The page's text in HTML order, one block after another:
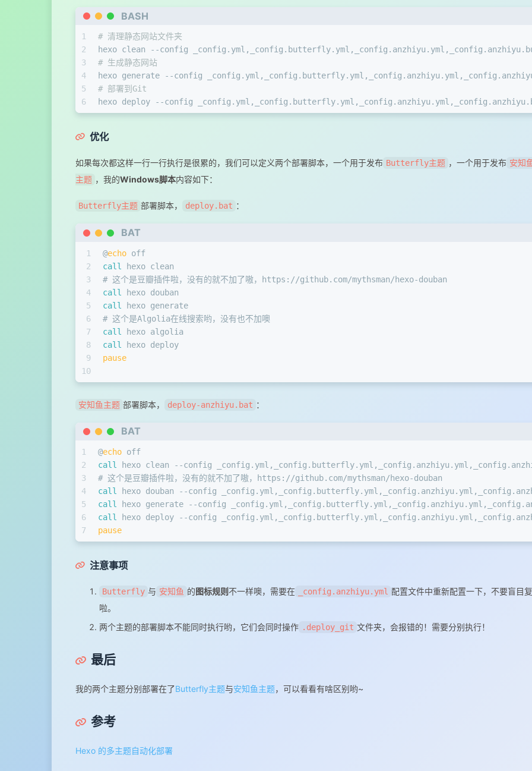
36
enable:
BASH
1
2
3
4
5
6
# 清理静态网站文件夹
hexo clean --config
# 生成静态网站
hexo generate --config
# 部署到Git
hexo deploy --config
优化
如果每次都这样一行一行执行是很累的，我们可以定义两个部署脚本，一个用于发布 Butterfly主题 ，一个用于发布 安知
主题 ，我的Windows脚本内容如下：
Butterfly主题 部署脚本， deploy.bat ：
BAT
1
2
3
4
5
6
7
8
9
10
@echo off
call
hexo clean
# 这个是豆瓣插件啦，没有的就不加了嗷，https://github.com/mythsman/hexo-douban
call
hexo douban
call
hexo generate
# 这个是Algolia在线搜索哟，没有也不加噢
call
hexo algolia
call
hexo deploy
pause
安知鱼主题 部署脚本， deploy-anzhiyu.bat ：
BAT
1
2
3
4
5
6
7
@echo off
call
hexo clean --config
# 这个是豆瓣插件啦，没有的就不加了嗷，https://github.com/mythsman/hexo-douban
call
hexo douban --config
call
hexo generate --config
call
hexo deploy --config
pause
注意事项
Butterfly 与 安知鱼 的图标规则 不一样噢，需要在 _config.anzhiyu.yml 配置文件中重新配置一下，不要盲目
啦。
两个主题的部署脚本不能同时执行哟，它们会同时操作 .deploy_git 文件夹，会报错的！需要分别执行！
最后
我的两个主题分别部署在了Butterfly主题与安知鱼主题，可以看看有啥区别哟~
参考
Hexo 的多主题自动化部署